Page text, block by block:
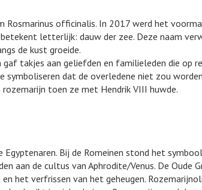
Rosmarinus officinalis. In 2017 werd het
betekent letterlijk: dauw der zee. Deze naam
de kust groeide.
takjes aan geliefden en familieleden die op
dat de overledene niet zou
toen ze met Hendrik VIII huwde.
Bij de Romeinen stond het
aan de cultus van Aphrodite/Venus. De Oude
het verfrissen van het geheugen.